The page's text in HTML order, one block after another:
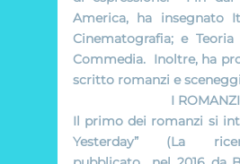
America, ha insegnato
Cinematografia; e
Commedia. Inoltre, ha
scritto romanzi e
I ROMANZI
Il primo dei romanzi si
Yesterday” (La